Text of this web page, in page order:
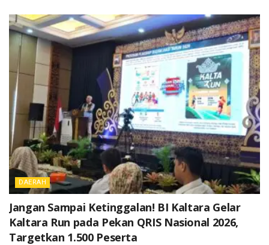
DAERAH
Jangan Sampai Ketinggalan! BI Kaltara Gelar
Kaltara Run pada Pekan QRIS Nasional 2026,
Targetkan 1.500 Peserta